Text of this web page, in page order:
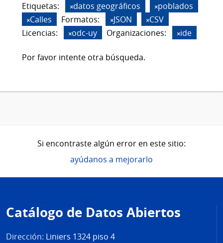
Etiquetas: datos geográficos
poblados
Calles
Formatos: JSON
CSV
Licencias:
odc-uy Organizaciones: ide
Por favor intente otra búsqueda.
Si encontraste algún error en este sitio:
ayúdanos a mejorarlo
de
página
Catálogo de Datos Abiertos
Dirección: Liniers 1324 piso 4